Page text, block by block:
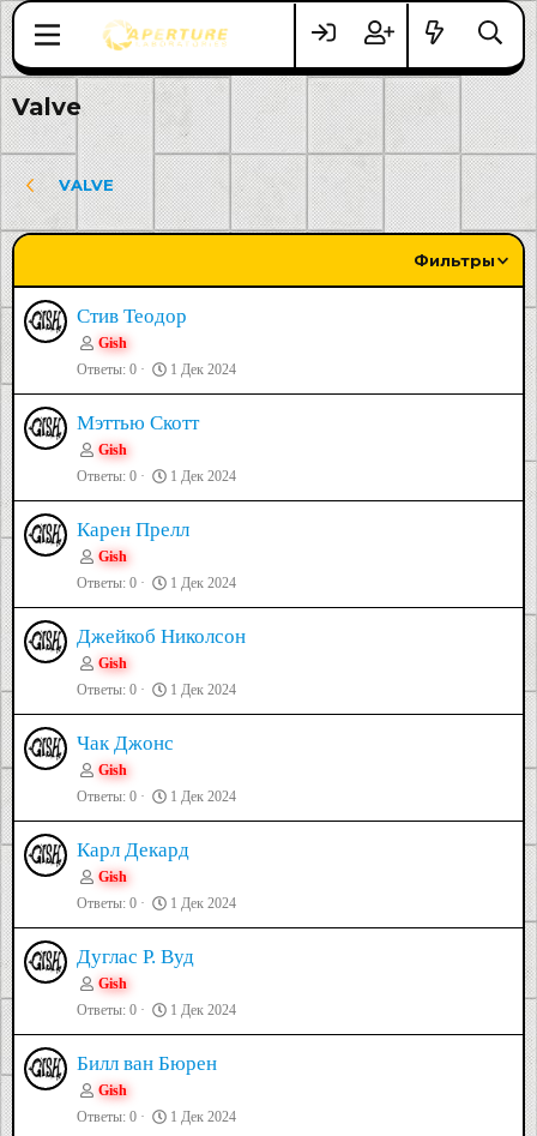
Valve
VALVE
Фильтры
Стив Теодор
Gish
Ответы 0 1 Дек 2024
Мэттью Скотт
Gish
Ответы 0 1 Дек 2024
Карен Прелл
Gish
Ответы 0 1 Дек 2024
Джейкоб Николсон
Gish
Ответы 0 1 Дек 2024
Чак Джонс
Gish
Ответы 0 1 Дек 2024
Карл Декард
Gish
Ответы 0 1 Дек 2024
Дуглас Р. Вуд
Gish
Ответы 0 1 Дек 2024
Билл ван Бюрен
Gish
Ответы 0 1 Дек 2024